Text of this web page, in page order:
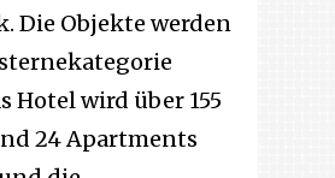
Die Objekte werden
Hotel wird über 155
24 Apartments